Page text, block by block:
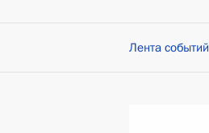
Лента событий